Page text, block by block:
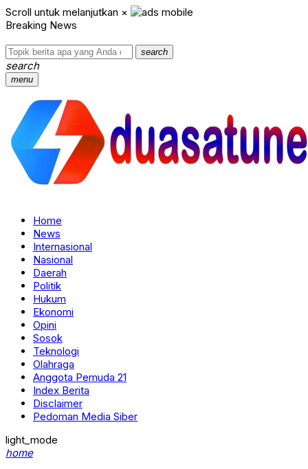
Scroll untuk melanjutkan ×
Breaking News
search
search
menu
Home
News
Internasional
Nasional
Daerah
Politik
Hukum
Ekonomi
Opini
Sosok
Teknologi
Olahraga
Anggota Pemuda 21
Index Berita
Disclaimer
Pedoman Media Siber
light_mode
home